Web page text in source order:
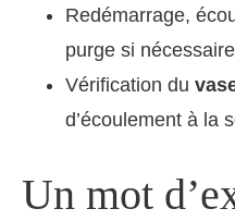
Redémarrage,
purge si
Vérification du
d’écoulement à la
Un mot